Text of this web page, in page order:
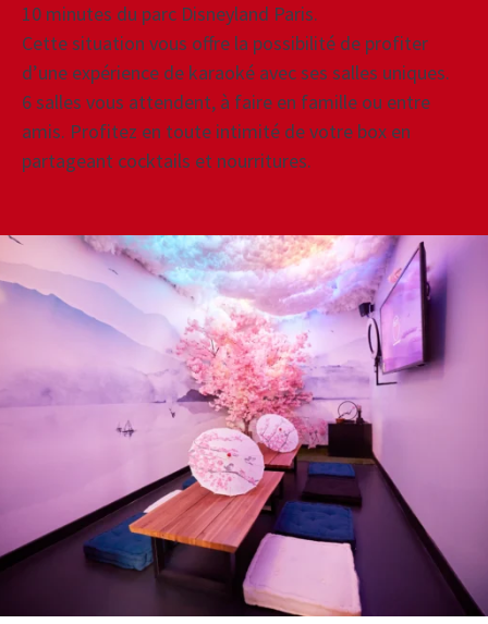
10 minutes du parc Disneyland Paris.
Cette situation vous offre la possibilité de profiter
d’une expérience de karaoké avec ses salles uniques.
6 salles vous attendent, à faire en famille ou entre
amis. Profitez en toute intimité de votre box en
partageant cocktails et nourritures.